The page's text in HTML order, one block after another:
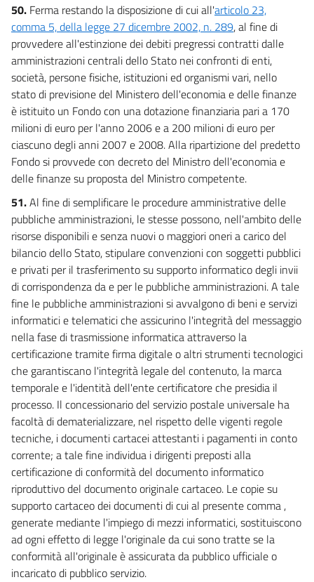
50. Ferma restando la disposizione di cui all'articolo 23,
comma 5, della legge 27 dicembre 2002, n. 289, al fine di
provvedere all'estinzione dei debiti pregressi contratti dalle
amministrazioni centrali dello Stato nei confronti di enti,
società, persone fisiche, istituzioni ed organismi vari, nello
stato di previsione del Ministero dell'economia e delle finanze
è istituito un Fondo con una dotazione finanziaria pari a 170
milioni di euro per l'anno 2006 e a 200 milioni di euro per
ciascuno degli anni 2007 e 2008. Alla ripartizione del predetto
Fondo si provvede con decreto del Ministro dell'economia e
delle finanze su proposta del Ministro competente.
51.Al fine di semplificare le procedure amministrative delle
pubbliche amministrazioni, le stesse possono, nell'ambito delle
risorse disponibili e senza nuovi o maggiori oneri a carico del
bilancio dello Stato, stipulare convenzioni con soggetti pubblici
e privati per il trasferimento su supporto informatico degli invii
di corrispondenza da e per le pubbliche amministrazioni. A tale
fine le pubbliche amministrazioni si avvalgono di beni e servizi
informatici e telematici che assicurino l'integrità del messaggio
nella fase di trasmissione informatica attraverso la
certificazione tramite firma digitale o altri strumenti tecnologici
che garantiscano l'integrità legale del contenuto, la marca
temporale e l'identità dell'ente certificatore che presidia il
processo. Il concessionario del servizio postale universale ha
facoltà di dematerializzare, nel rispetto delle vigenti regole
tecniche, i documenti cartacei attestanti i pagamenti in conto
corrente; a tale fine individua i dirigenti preposti alla
certificazione di conformità del documento informatico
riproduttivo del documento originale cartaceo. Le copie su
supporto cartaceo dei documenti di cui al presente comma ,
generate mediante l'impiego di mezzi informatici, sostituiscono
ad ogni effetto di legge l'originale da cui sono tratte se la
conformità all'originale è assicurata da pubblico ufficiale o
incaricato di pubblico servizio.